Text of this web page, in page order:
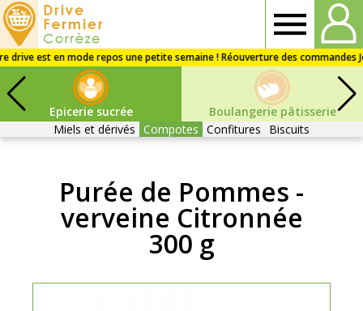
Corrèze
Epicerie sucrée
Boulangerie pâtisserie
Miels et dérivés Compotes Confitures Biscuits
Purée de Pommes -
verveine Citronnée
300 g